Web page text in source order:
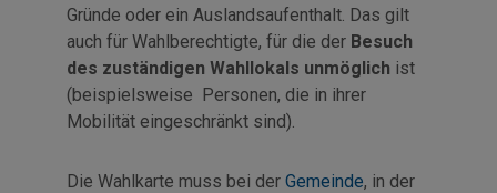
Gründe oder ein Auslandsaufenthalt. Das gilt
auch für Wahlberechtigte, für die der Besuch
des zuständigen Wahllokals unmöglich ist
(beispielsweise Personen, die in ihrer
Mobilität eingeschränkt sind).
Die Wahlkarte muss bei der Gemeinde, in der